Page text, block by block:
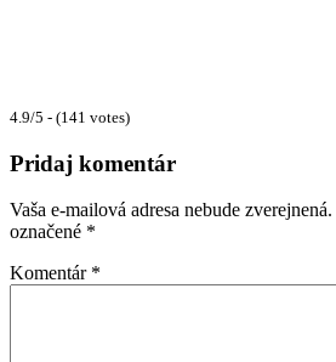
4.9/5 - (141 votes)
Pridaj komentár
Vaša e-mailová adresa nebude zverejnená.
označené *
Komentár *